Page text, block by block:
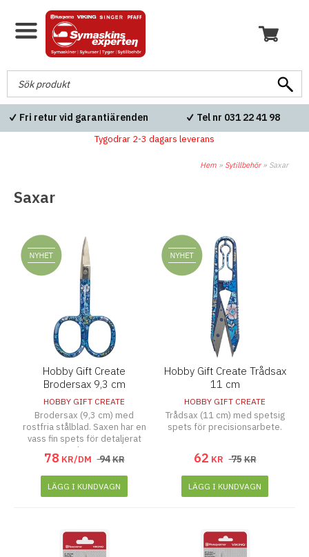
Fri retur vid garantiärenden Tel nr 031 22 41 98
Tygodrar 2-3 dagars leverans
Hem » Sytillbehör» Saxar
Saxar
Hobby Gift Create
Brodersax 9,3 cm
HOBBY GIFT CREATE
Brodersax (9,3 cm) med
rostfria stålblad. Saxen har en
vass fin spets för detaljerat
arbete.
78 KR/DM 94KR
LÄGG I KUNDVAGN
Hobby Gift Create Trådsax
11 cm
HOBBY GIFT CREATE
Trådsax (11 cm) med spetsig
spets för precisionsarbete.
62 KR 75KR
LÄGG I KUNDVAGN